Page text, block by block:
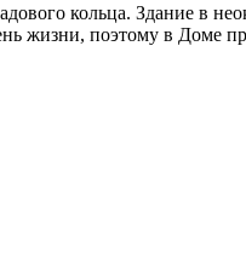
кольца. Здание в
жизни, поэтому в Доме